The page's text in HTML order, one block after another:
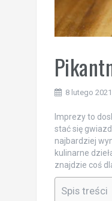
8 lutego 2021
Imprezy to
stać się
najbardziej
kulinarne
znajdzie coś
Spis treści